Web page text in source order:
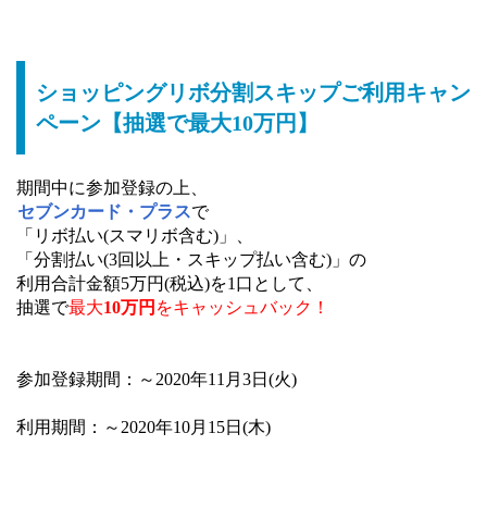
ショッピングリボ分割スキップご利用キャン
ペーン【抽選で最大10万円】
期間中に参加登録の上、
セブンカード・プラスで
「リボ払い(スマリボ含む)」、
「分割払い(3回以上・スキップ払い含む)」の
利用合計金額5万円(税込)を1口として、
抽選で最大10万円 をキャッシュバック！
参加登録期間：～2020年11月3日(火)
利用期間：～2020年10月15日(木)